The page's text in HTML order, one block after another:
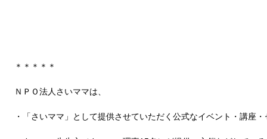
＊＊＊＊＊
ＮＰＯ法人さいママは、
・「さいママ」として提供させていただく公式なイベント・講座